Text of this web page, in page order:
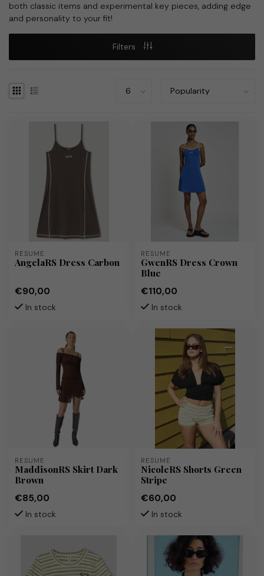
both classic items and experimental key pieces, adding edge
and personality to your fit!
Filters
RÉSUMÉ
AngelaRS Dress Carbon
€90,00
In stock
RÉSUMÉ
GwenRS Dress Crown
Blue
€110,00
In stock
RÉSUMÉ
MaddisonRS Skirt Dark
Brown
€85,00
In stock
RÉSUMÉ
NicoleRS Shorts Green
Stripe
€60,00
In stock